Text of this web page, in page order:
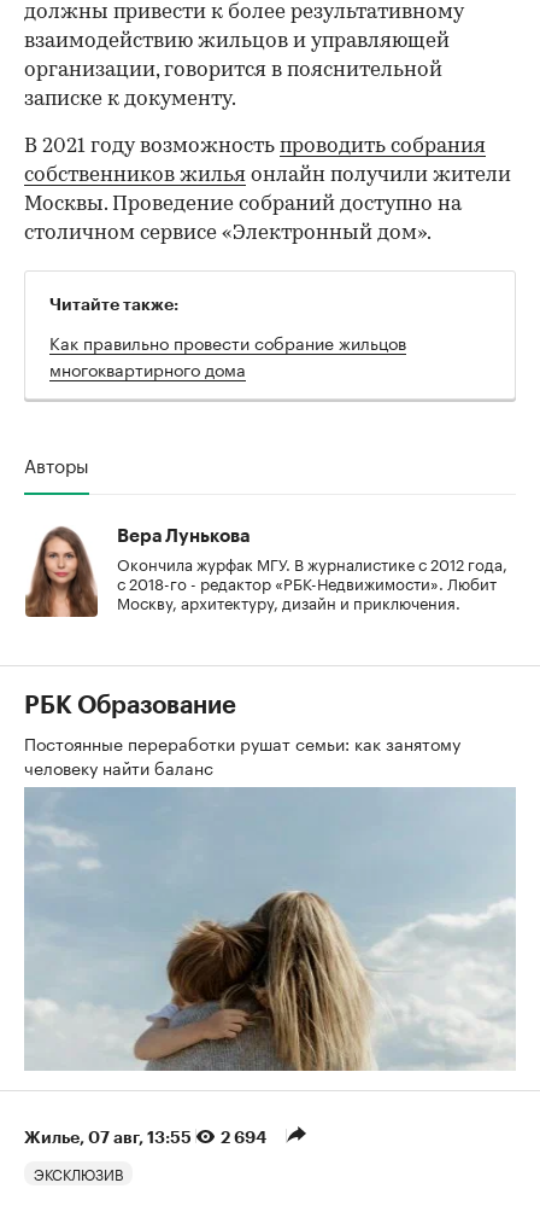
должны привести к более результативному
взаимодействию жильцов и управляющей
организации, говорится в пояснительной
записке к документу.
00:00 / 00:00
В 2021 году возможность проводить собрания
собственников жилья онлайн получили жители
Москвы. Проведение собраний доступно на
столичном сервисе «Электронный дом».
Читайте также:
Как правильно провести собрание жильцов
многоквартирного дома
Авторы
Вера Лунькова
Окончила журфак МГУ. В журналистике с 2012 года,
с 2018-го - редактор «РБК-Недвижимости». Любит
Москву, архитектуру, дизайн и приключения.
РБК Образование
Постоянные переработки рушат семьи: как занятому
человеку найти баланс
Жилье 07 авг, 13:55 2 694
ЭКСКЛЮЗИВ